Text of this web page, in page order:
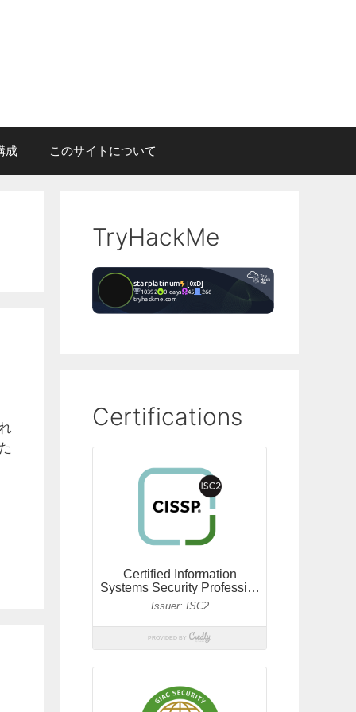
成 このサイトについて
TryHackMe
Certifications